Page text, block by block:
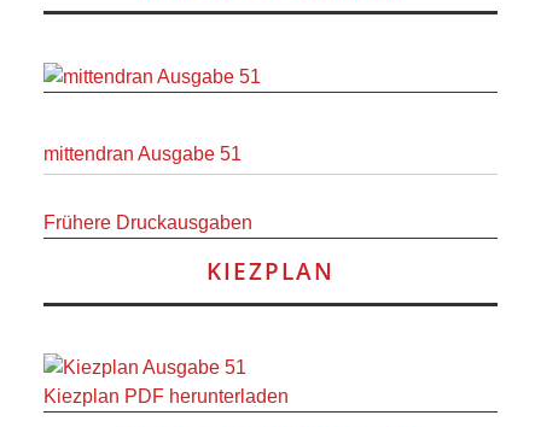
mittendran Ausgabe 51
Frühere Druckausgaben
KIEZPLAN
Kiezplan PDF herunterladen